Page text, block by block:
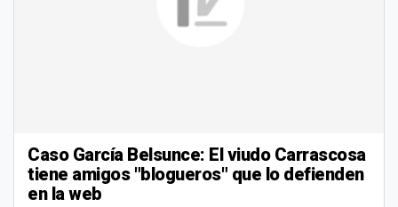
Caso García Belsunce: El viudo Carrascosa
tiene amigos "blogueros" que lo defienden
en la web